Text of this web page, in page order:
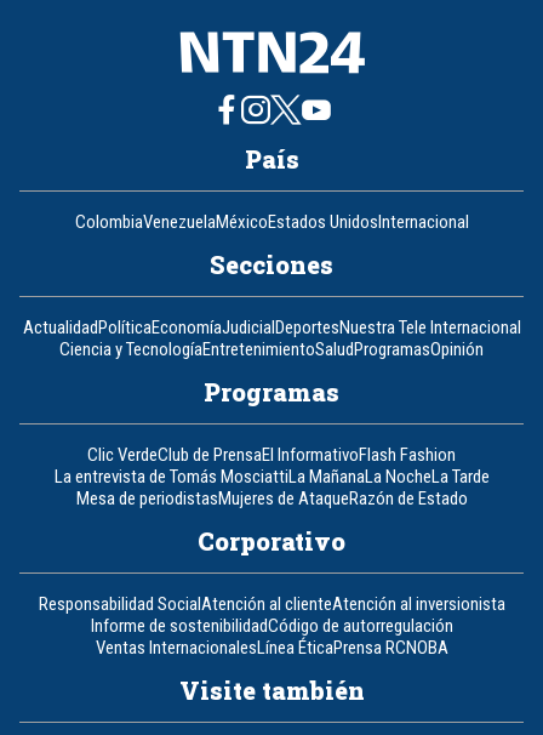
País
ColombiaVenezuelaMéxicoEstados UnidosInternacional
Secciones
ActualidadPolíticaEconomíaJudicialDeportesNuestra Tele Internacional
Ciencia y TecnologíaEntretenimientoSaludProgramasOpinión
Programas
Clic VerdeClub de PrensaEl InformativoFlash Fashion
La entrevista de Tomás MosciattiLa MañanaLa NocheLa Tarde
Mesa de periodistasMujeres de AtaqueRazón de Estado
Corporativo
Responsabilidad SocialAtención al clienteAtención al inversionista
Informe de sostenibilidadCódigo de autorregulación
Ventas InternacionalesLínea ÉticaPrensa RCNOBA
Visite también